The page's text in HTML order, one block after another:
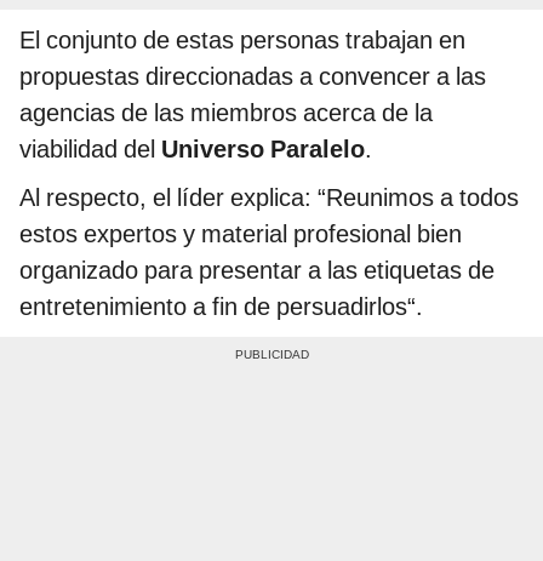
El conjunto de estas personas trabajan en
propuestas direccionadas a convencer a las
agencias de las miembros acerca de la
viabilidad del Universo Paralelo.
Al respecto, el líder explica: “Reunimos a todos
estos expertos y material profesional bien
organizado para presentar a las etiquetas de
entretenimiento a fin de persuadirlos“.